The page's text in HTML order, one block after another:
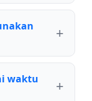
waktu